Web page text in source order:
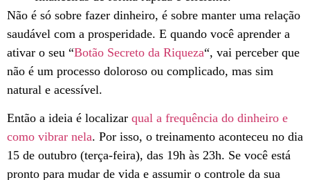
Não é só sobre fazer dinheiro, é sobre manter uma relação
saudável com a prosperidade. E quando você aprender a
ativar o seu “Botão Secreto da Riqueza“, vai perceber que
não é um processo doloroso ou complicado, mas sim
natural e acessível.
Então a ideia é localizar qual a frequência do dinheiro e
como vibrar nela. Por isso, o treinamento aconteceu no dia
15 de outubro (terça-feira), das 19h às 23h. Se você está
pronto para mudar de vida e assumir o controle da sua